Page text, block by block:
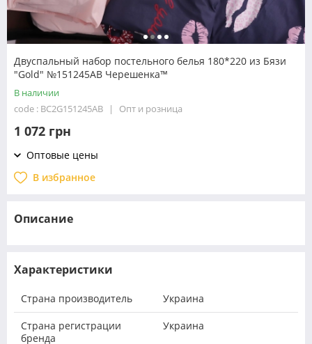
Двуспальный набор постельного белья 180*220 из Бязи
"Gold" №151245AB Черешенка™
В наличии
code : BC2G151245AB
Опт и розница
1 072 грн
Оптовые цены
В избранное
Описание
Характеристики
Страна производитель Украина
Страна регистрации
бренда
Украина